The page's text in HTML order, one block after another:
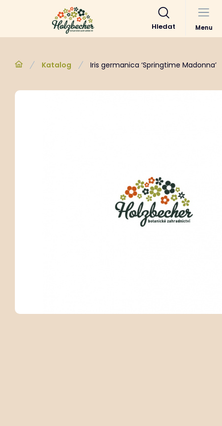
Hledat Menu
Katalog Iris germanica ‘Springtime Madonna’